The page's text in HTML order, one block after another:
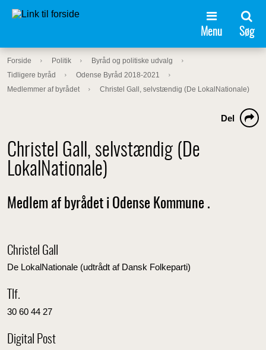
Menu Søg
Forside Politik
Byråd og politiske udvalg
Tidligere byråd
Odense Byråd 2018-2021
Medlemmer af byrådet
Christel Gall, selvstændig (De LokalNationale)
Christel Gall, selvstændig (De
LokalNationale)
Del
Medlem af byrådet i Odense Kommune .
Christel Gall
De LokalNationale (udtrådt af Dansk Folkeparti)
Tlf.
30 60 44 27
Digital Post